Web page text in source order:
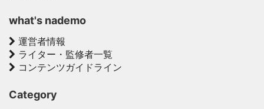
what's nademo
運営者情報
ライター・監修者一覧
コンテンツガイドライン
Category